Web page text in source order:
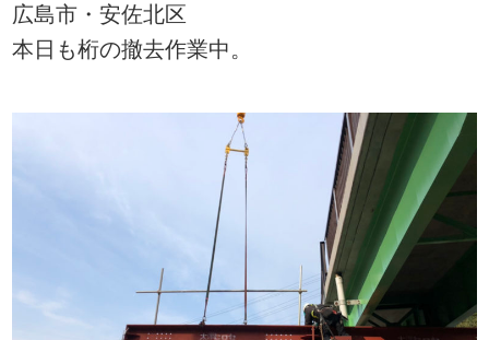
広島市・安佐北区
本日も桁の撤去作業中。